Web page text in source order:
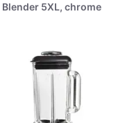
5XL, chrome